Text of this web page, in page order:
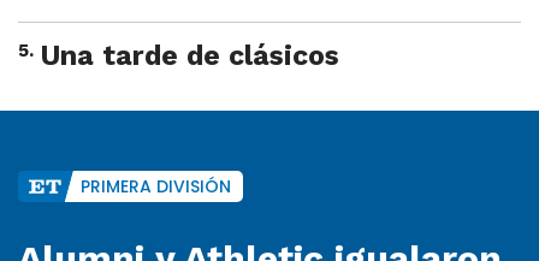
5. Una tarde de clásicos
PRIMERA DIVISIÓN